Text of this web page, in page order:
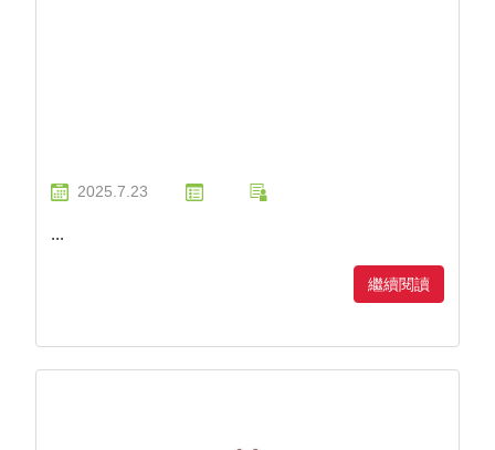
2025.7.23
...
繼續閱讀